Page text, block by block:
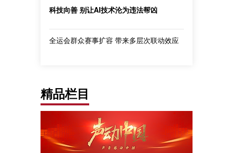
科技向善 别让AI技术沦为违法帮凶
全运会群众赛事扩容 带来多层次联动效应
精品栏目